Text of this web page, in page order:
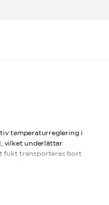
temperaturreglering i
vilket underlättar
fukt transporteras bort